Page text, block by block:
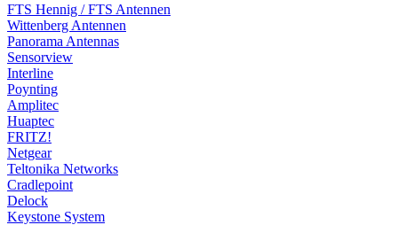
FTS Hennig / FTS Antennen
Wittenberg Antennen
Panorama Antennas
Sensorview
Interline
Poynting
Amplitec
Huaptec
FRITZ!
Netgear
Teltonika Networks
Cradlepoint
Delock
Keystone System